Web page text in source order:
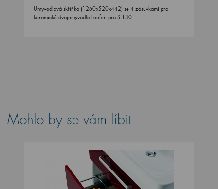
Umyvadlová skříňka (1260x520x442) se 4 zásuvkami pro
keramické dvojumyvadlo Laufen pro S 130
Mohlo by se vám líbit